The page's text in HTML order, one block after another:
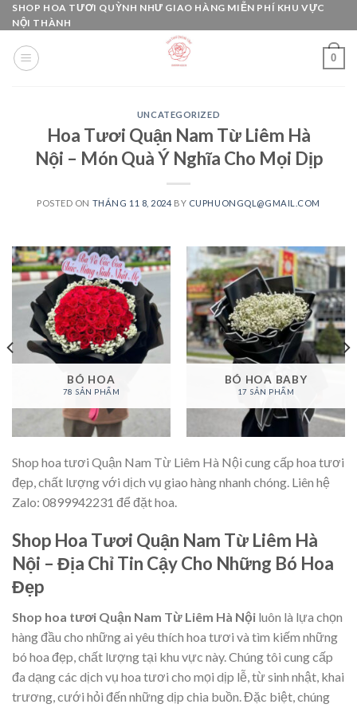
Skip
to
content
SHOP HOA TƯƠI QUỲNH NHƯ GIAO HÀNG MIỄN PHÍ KHU VỰC
NỘI THÀNH
0
UNCATEGORIZED
Hoa Tươi Quận Nam Từ Liêm Hà
Nội – Món Quà Ý Nghĩa Cho Mọi Dịp
POSTED ON THÁNG 11 8, 2024 BY CUPHUONGQL@GMAIL.COM
BÓ HOA
78 SẢN PHẨM
BÓ HOA BABY
17 SẢN PHẨM
Shop hoa tươi Quận Nam Từ Liêm Hà Nội cung cấp hoa tươi
đẹp, chất lượng với dịch vụ giao hàng nhanh chóng. Liên hệ
Zalo: 0899942231 để đặt hoa.
Shop Hoa Tươi Quận Nam Từ Liêm Hà
Nội – Địa Chỉ Tin Cậy Cho Những Bó Hoa
Đẹp
Shop hoa tươi Quận Nam Từ Liêm Hà Nội luôn là lựa chọn
hàng đầu cho những ai yêu thích hoa tươi và tìm kiếm những
bó hoa đẹp, chất lượng tại khu vực này. Chúng tôi cung cấp
đa dạng các dịch vụ hoa tươi cho mọi dịp lễ, từ sinh nhật, khai
trương, cưới hỏi đến những dịp chia buồn. Đặc biệt, chúng